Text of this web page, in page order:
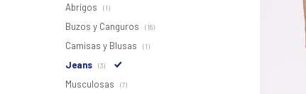
Abrigos (1)
Buzos y Canguros (16)
Camisas y Blusas (1)
Jeans (3)
Musculosas (7)